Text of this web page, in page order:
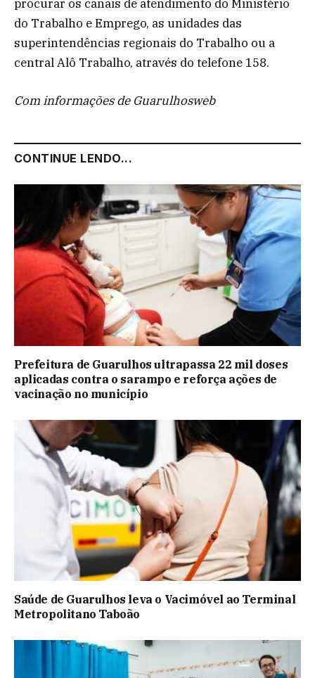
procurar os canais de atendimento do Ministério
do Trabalho e Emprego, as unidades das
superintendências regionais do Trabalho ou a
central Alô Trabalho, através do telefone 158.
Com informações de Guarulhosweb
CONTINUE LENDO...
Prefeitura de Guarulhos ultrapassa 22 mil doses
aplicadas contra o sarampo e reforça ações de
vacinação no município
Saúde de Guarulhos leva o Vacimóvel ao Terminal
Metropolitano Taboão